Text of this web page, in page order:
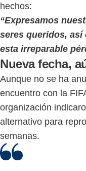
hechos:
“Expresamos
seres queridos, así
esta irreparable
Nueva fecha,
Aunque no se ha
encuentro con la
organización
alternativo para
semanas.